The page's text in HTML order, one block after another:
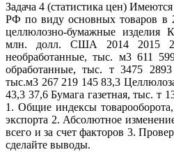
Задача 4 (статистика цен)
РФ по виду основных товаров в
целлюлозно-бумажные изделия
млн. долл. США 2014 2015
необработанные, тыс. м3 611
обработанные, тыс. т 3475
тыс.м3 267 219 145 83,3
43,3 37,6 Бумага газетная, тыс. т
1. Общие индексы
экспорта 2. Абсолютное
всего и за счет факторов 3.
сделайте выводы.